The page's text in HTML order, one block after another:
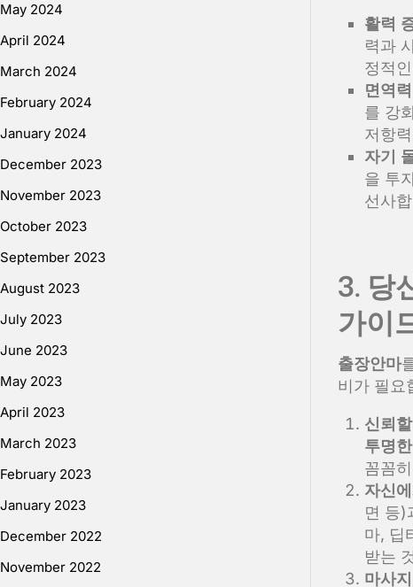
활력
력과
정적
면역
를 강
저항
자기
을 투
선사
3. 당
가이
출장안마
비가 필요
신뢰
투명
꼼꼼
자신
면 등)
마, 딥
받는
마사
May 2024
April 2024
March 2024
February 2024
January 2024
December 2023
November 2023
October 2023
September 2023
August 2023
July 2023
June 2023
May 2023
April 2023
March 2023
February 2023
January 2023
December 2022
November 2022